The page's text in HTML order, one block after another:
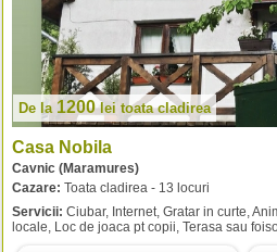
De la 1200lei toata cladirea
Casa Nobila
Cavnic (Maramures)
Cazare: Toata cladirea - 13 locuri
Servicii: Ciubar, Internet, Gratar in curte,
locale, Loc de joaca pt copii, Terasa sau